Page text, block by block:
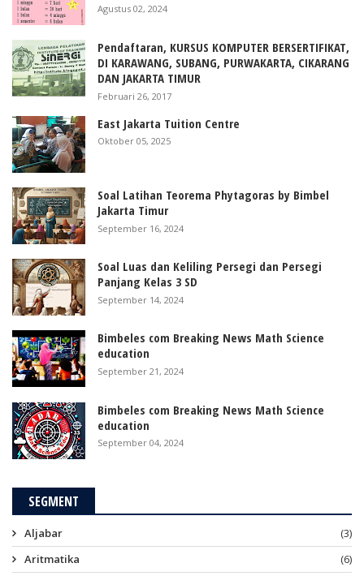
Agustus 02, 2024
Pendaftaran, KURSUS KOMPUTER BERSERTIFIKAT,
DI KARAWANG, SUBANG, PURWAKARTA, CIKARANG
DAN JAKARTA TIMUR
Februari 26, 2017
East Jakarta Tuition Centre
Oktober 05, 2025
Soal Latihan Teorema Phytagoras by Bimbel
Jakarta Timur
September 16, 2024
Soal Luas dan Keliling Persegi dan Persegi
Panjang Kelas 3 SD
September 14, 2024
Bimbeles com Breaking News Math Science
education
September 21, 2024
Bimbeles com Breaking News Math Science
education
September 04, 2024
SEGMENT
Aljabar
(3)
Aritmatika
(6)